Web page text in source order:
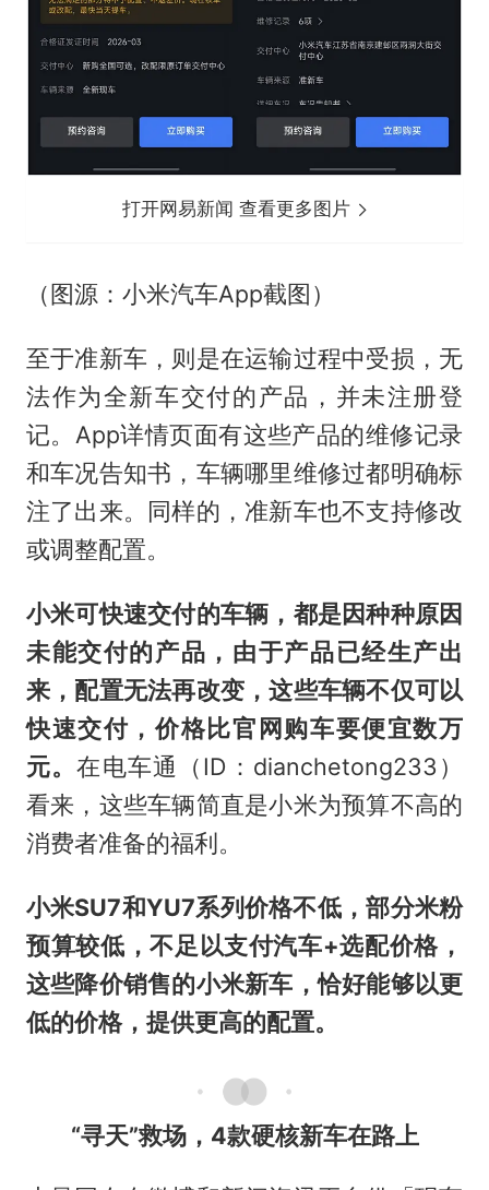
打开网易新闻 查看更多图片
（图源：小米汽车App截图）
至于准新车，则是在运输过程中受损，无
法作为全新车交付的产品，并未注册登
记。App详情页面有这些产品的维修记录
和车况告知书，车辆哪里维修过都明确标
注了出来。同样的，准新车也不支持修改
或调整配置。
小米可快速交付的车辆，都是因种种原因
未能交付的产品，由于产品已经生产出
来，配置无法再改变，这些车辆不仅可以
快速交付，价格比官网购车要便宜数万
元。在电车通（ID：dianchetong233）
看来，这些车辆简直是小米为预算不高的
消费者准备的福利。
小米SU7和YU7系列价格不低，部分米粉
预算较低，不足以支付汽车+选配价格，
这些降价销售的小米新车，恰好能够以更
低的价格，提供更高的配置。
“寻天”救场，4款硬核新车在路上